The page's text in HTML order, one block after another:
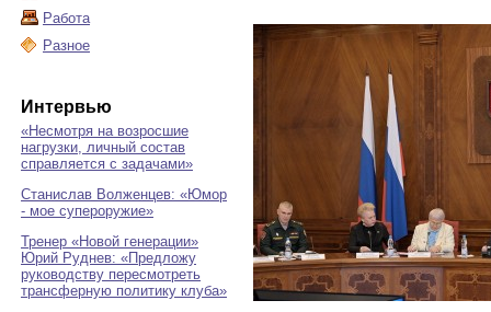
Работа
Разное
Интервью
«Несмотря на возросшие
нагрузки, личный состав
справляется с задачами»
Станислав Волженцев: «Юмор
- мое супероружие»
Тренер «Новой генерации»
Юрий Руднев: «Предложу
руководству пересмотреть
трансферную политику клуба»